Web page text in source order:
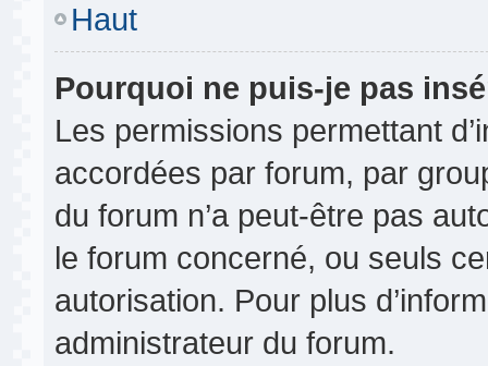
Haut
Pourquoi ne puis-je pas
Les permissions permettant
accordées par forum, par
du forum n’a peut-être pas
le forum concerné, ou seuls
autorisation. Pour plus
administrateur du forum.